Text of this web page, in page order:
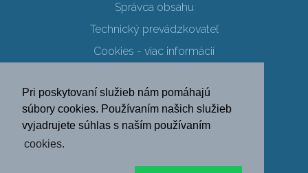
Pri poskytovaní služieb nám pomáhajú
súbory cookies. Používaním našich služieb
vyjadrujete súhlas s naším používaním
cookies.
Správca obsahu
Technický prevádzkovateľ
Cookies - viac informácií
Ochrana osobných údajov
SK EN DE
PL